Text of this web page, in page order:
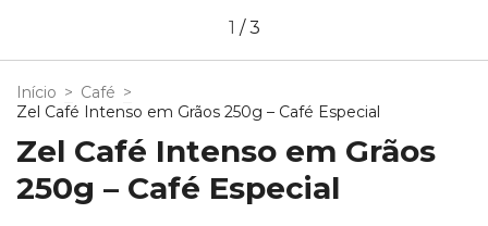
1 /3
Início > Café >
Zel Café Intenso em Grãos 250g – Café Especial
Zel Café Intenso em Grãos
250g – Café Especial